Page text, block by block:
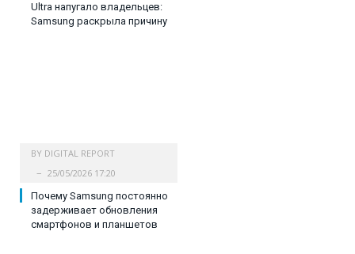
Ultra напугало владельцев:
Samsung раскрыла причину
BY DIGITAL REPORT
25/05/2026 17:20
Почему Samsung постоянно
задерживает обновления
смартфонов и планшетов